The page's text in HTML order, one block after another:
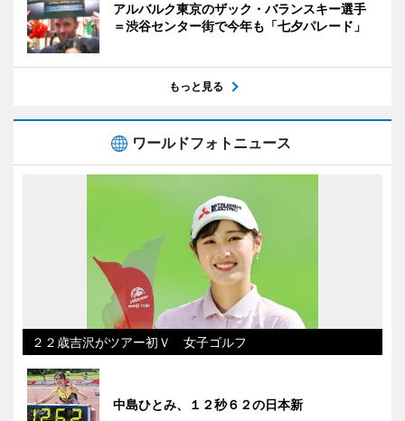
アルバルク東京のザック・バランスキー選手
＝渋谷センター街で今年も「七夕パレード」
もっと見る
ワールドフォトニュース
２２歳吉沢がツアー初Ｖ 女子ゴルフ
中島ひとみ、１２秒６２の日本新